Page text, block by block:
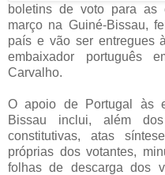
boletins de voto para as
março na Guiné-Bissau,
país e vão ser entregues
embaixador português
Carvalho.
O apoio de Portugal às
Bissau inclui, além
constitutivas, atas
próprias dos votantes,
folhas de descarga dos